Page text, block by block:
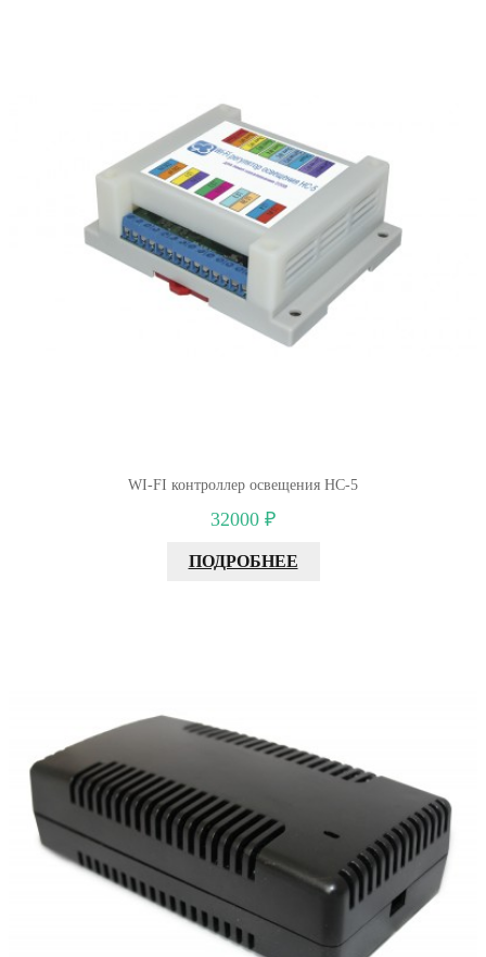
WI-FI контроллер освещения НС-5
32000 ₽
ПОДРОБНЕЕ